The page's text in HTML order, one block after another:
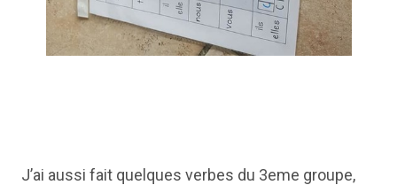
J’ai aussi fait quelques verbes du 3eme groupe,